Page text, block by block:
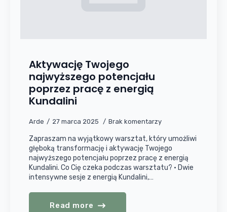
Aktywację Twojego
najwyższego potencjału
poprzez pracę z energią
Kundalini
Arde 27 marca 2025 Brak komentarzy
Zapraszam na wyjątkowy warsztat, który umożliwi
głęboką transformację i aktywację Twojego
najwyższego potencjału poprzez pracę z energią
Kundalini. Co Cię czeka podczas warsztatu? • Dwie
intensywne sesje z energią Kundalini,…
Read more